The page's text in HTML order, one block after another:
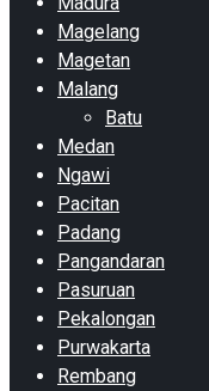
Magelang
Magetan
Malang
Batu
Medan
Ngawi
Pacitan
Padang
Pangandaran
Pasuruan
Pekalongan
Purwakarta
Rembang